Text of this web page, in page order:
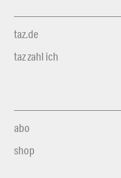
taz.de
taz zahl ich
abo
shop